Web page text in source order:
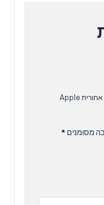
היה הראשון לכתוב סקירה “החלפת מצלמה אחורית Apple
מסומנים *